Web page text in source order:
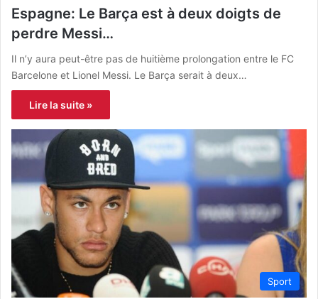
Espagne: Le Barça est à deux doigts de
perdre Messi…
Il n’y aura peut-être pas de huitième prolongation entre le FC
Barcelone et Lionel Messi. Le Barça serait à deux…
Lire la suite »
Sport